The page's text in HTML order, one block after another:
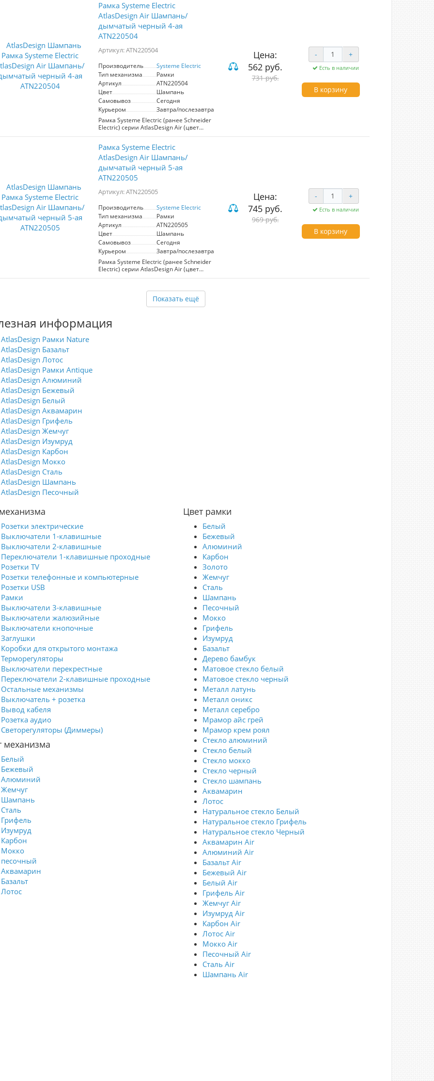
устойчивого к царапинам и УФ-
излучению. Дизайн рамок AtlasDesign
Air создает иллюзию парения,
придавая интерьеру легкость и
воздушность. Преобразите свой дом с
которые станут изысканным
различной цветовой гамме.
Рамка Systeme Electric
AtlasDesign Air Шампань/
дымчатый черный 4-ая
ATN220504
Артикул: ATN220504
Производитель
Systeme Electric
Тип механизма
Рамки
Артикул
ATN220504
Цвет
Шампань
Самовывоз
Сегодня
Курьером
Завтра/послезавтра
Рамка Systeme Electric (ранее Schneider
Electric) серии AtlasDesign Air (цвет
шампань) четырехместная. Лицевые
устойчивого к царапинам и УФ-
излучению. Дизайн рамок AtlasDesign
Air создает иллюзию парения,
придавая интерьеру легкость и
воздушность. Преобразите свой дом с
которые станут изысканным
различной цветовой гамме.
Цена:
562 руб.
731 руб.
- +
Есть в наличии
В корзину
Рамка Systeme Electric
AtlasDesign Air Шампань/
дымчатый черный 5-ая
ATN220505
Артикул: ATN220505
Производитель
Systeme Electric
Тип механизма
Рамки
Артикул
ATN220505
Цвет
Шампань
Самовывоз
Сегодня
Курьером
Завтра/послезавтра
Рамка Systeme Electric (ранее Schneider
Electric) серии AtlasDesign Air (цвет
шампань) пятиместная. Лицевые
устойчивого к царапинам и УФ-
излучению. Дизайн рамок AtlasDesign
Air создает иллюзию парения,
воздушность. Преобразите свой дом с
помощью рамок AtlasDesign Air,
Цена:
745 руб.
969 руб.
- +
Есть в наличии
В корзину
Показать ещё
информация
AtlasDesign Рамки Nature
AtlasDesign Базальт
AtlasDesign Лотос
AtlasDesign Рамки Antique
AtlasDesign Алюминий
AtlasDesign Бежевый
AtlasDesign Белый
AtlasDesign Аквамарин
AtlasDesign Грифель
AtlasDesign Жемчуг
AtlasDesign Изумруд
AtlasDesign Карбон
AtlasDesign Мокко
AtlasDesign Сталь
AtlasDesign Шампань
AtlasDesign Песочный
Розетки электрические
Выключатели 1-клавишные
Выключатели 2-клавишные
Переключатели 1-клавишные проходные
Розетки TV
Розетки телефонные и компьютерные
Розетки USB
Рамки
Выключатели 3-клавишные
Выключатели жалюзийные
Выключатели кнопочные
Заглушки
Коробки для открытого монтажа
Терморегуляторы
Выключатели перекрестные
Переключатели 2-клавишные проходные
Остальные механизмы
Выключатель + розетка
Вывод кабеля
Розетка аудио
Светорегуляторы (Диммеры)
механизма
Белый
Бежевый
Алюминий
Жемчуг
Шампань
Сталь
Грифель
Изумруд
Карбон
Мокко
песочный
Аквамарин
Базальт
Лотос
Цвет рамки
Белый
Бежевый
Алюминий
Карбон
Золото
Жемчуг
Сталь
Шампань
Песочный
Мокко
Грифель
Изумруд
Базальт
Дерево бамбук
Матовое стекло белый
Матовое стекло черный
Металл латунь
Металл оникс
Металл серебро
Мрамор айс грей
Мрамор крем роял
Стекло алюминий
Стекло белый
Стекло мокко
Стекло черный
Стекло шампань
Аквамарин
Лотос
Натуральное стекло Белый
Натуральное стекло Грифель
Натуральное стекло Черный
Аквамарин Air
Алюминий Air
Базальт Air
Бежевый Air
Белый Air
Грифель Air
Жемчуг Air
Изумруд Air
Карбон Air
Лотос Air
Мокко Air
Песочный Air
Сталь Air
Шампань Air